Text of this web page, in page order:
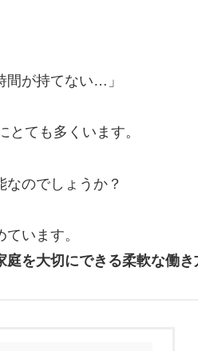
間が持てない…」
ても多くいます。
なのでしょうか？
います。
庭を大切にできる柔軟な働き